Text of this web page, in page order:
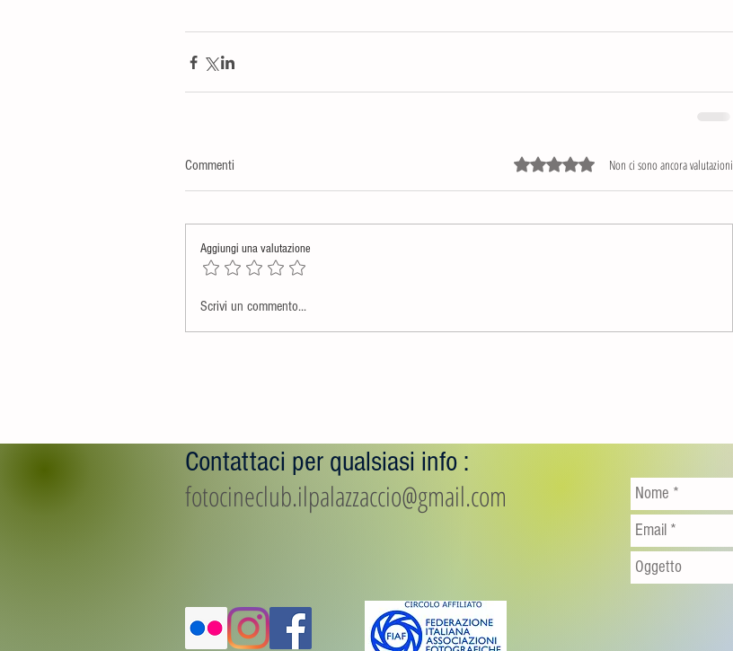
Commenti Valutazione 0 stelle su 5.Non ci sono ancora valutazioni
Aggiungi una valutazione
Scrivi un commento...
Contattaci per qualsiasi info :
fotocineclub.ilpalazzaccio@gmail.com